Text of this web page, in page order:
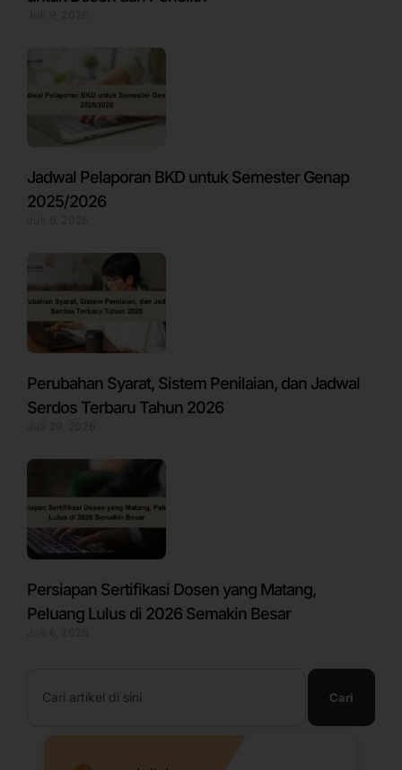
Jadwal Pelaporan BKD untuk Semester Genap
2025/2026
Perubahan Syarat, Sistem Penilaian, dan Jadwal
Serdos Terbaru Tahun 2026
Persiapan Sertifikasi Dosen yang Matang,
Peluang Lulus di 2026 Semakin Besar
Cari